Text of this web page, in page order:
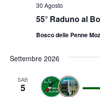
55° Raduno al
30 Agosto
Bosco delle Penne
Settembre 2026
SAB
5